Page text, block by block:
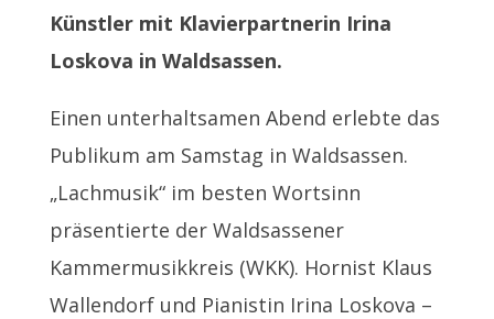
Künstler mit Klavierpartnerin Irina
Loskova in Waldsassen.
Einen unterhaltsamen Abend erlebte das
Publikum am Samstag in Waldsassen.
„Lachmusik“ im besten Wortsinn
präsentierte der Waldsassener
Kammermusikkreis (WKK). Hornist Klaus
Wallendorf und Pianistin Irina Loskova –